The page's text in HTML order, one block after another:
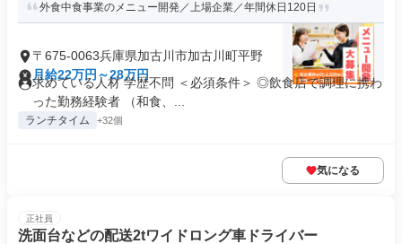
外食中食事業のメニュー開発／上場企業／年間休日120日
〒675-0063兵庫県加古川市加古川町平野
月給22万円～28万円
求めている人材 学歴不問 ＜必須条件＞ ◎飲食店で調理に携わ
った勤務経験者 （和食、...
ランチタイム +32個
気になる
正社員
洗面台などの配送2tワイドロング車ドライバー